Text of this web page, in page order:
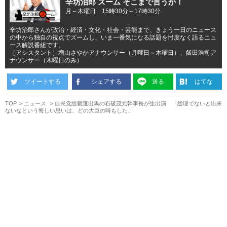
辛坊治郎 ズーム そこまで言うか！
月～木曜日 15時30分～17時30分
辛坊治郎さんが政治・経済・文化・社会・芸能まで、きょう一日のニュース
の中から独自の視点でズームし、いま一番気になる話題を忖度なく語るニュ
ース解説番組です。
［アシスタント］増山さやかアナウンサー（月曜日～木曜日）、飯田浩司ア
ナウンサー（木曜日のみ）
ツイートする シェアする 送る はてな
TOP ニュース
自民党総裁選出馬の石破茂元幹事長が生出演 「総理でないと出来
ないなという悔しい思いは、どの大臣の時もした」